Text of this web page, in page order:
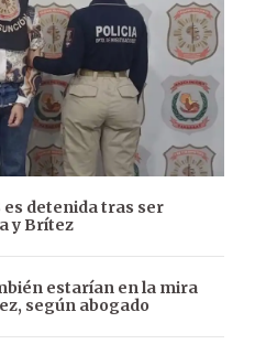
es detenida tras ser
y Brítez
estarían en la mira
según abogado